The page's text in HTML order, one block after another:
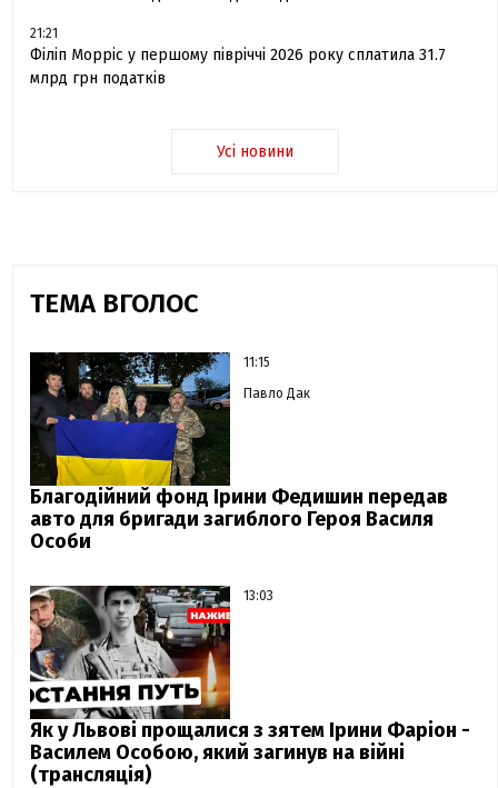
21:21
Філіп Морріс у першому півріччі 2026 року сплатила 31.7
млрд грн податків
Усі новини
ТЕМА ВГОЛОС
11:15
Павло Дак
Благодійний фонд Ірини Федишин передав
авто для бригади загиблого Героя Василя
Особи
13:03
Як у Львові прощалися з зятем Ірини Фаріон -
Василем Особою, який загинув на війні
(трансляція)